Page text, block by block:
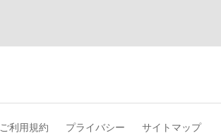
ご利用規約 プライバシー サイトマップ